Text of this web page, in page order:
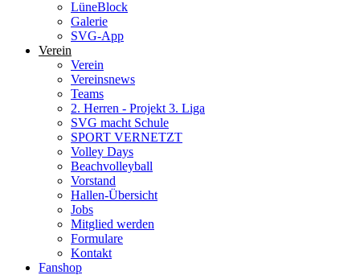
LüneBlock
Galerie
SVG-App
Verein
Verein
Vereinsnews
Teams
2. Herren - Projekt 3. Liga
SVG macht Schule
SPORT VERNETZT
Volley Days
Beachvolleyball
Vorstand
Hallen-Übersicht
Jobs
Mitglied werden
Formulare
Kontakt
Fanshop